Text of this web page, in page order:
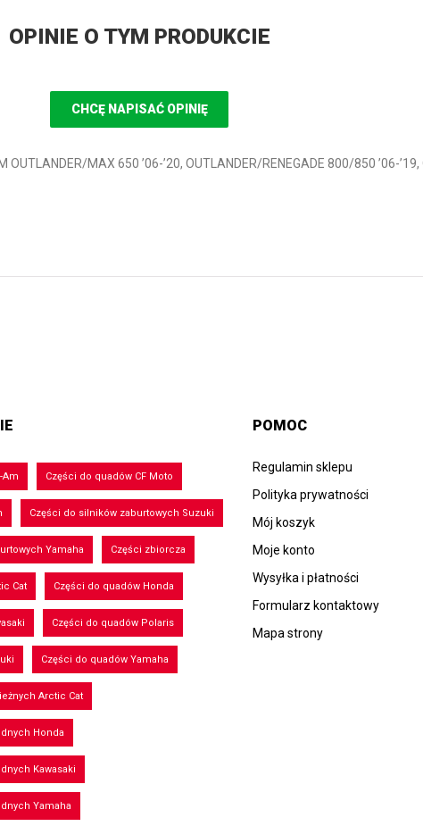
OPINIE O TYM PRODUKCIE
CHCĘ NAPISAĆ OPINIĘ
MAX 650 ’06-’20, OUTLANDER/RENEGADE 800/850 ’06-’19,
Am Części do quadów CF Moto
Części do silników zaburtowych Suzuki
Yamaha Części zbiorcza
Cat Części do quadów Honda
Części do quadów Polaris
Części do quadów Yamaha
Arctic Cat
Honda
Kawasaki
Yamaha
POMOC
Regulamin sklepu
Polityka prywatności
Mój koszyk
Moje konto
Wysyłka i płatności
Formularz kontaktowy
Mapa strony